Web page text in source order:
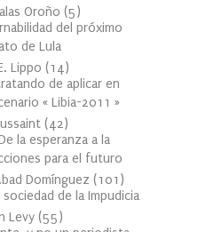
Oroño (5)
del próximo
de Lula
Lippo (14)
de aplicar en
« Libia-2011 »
(42)
la esperanza a la
para el futuro
Domínguez (101 )
de la Impudicia
Levy (55)